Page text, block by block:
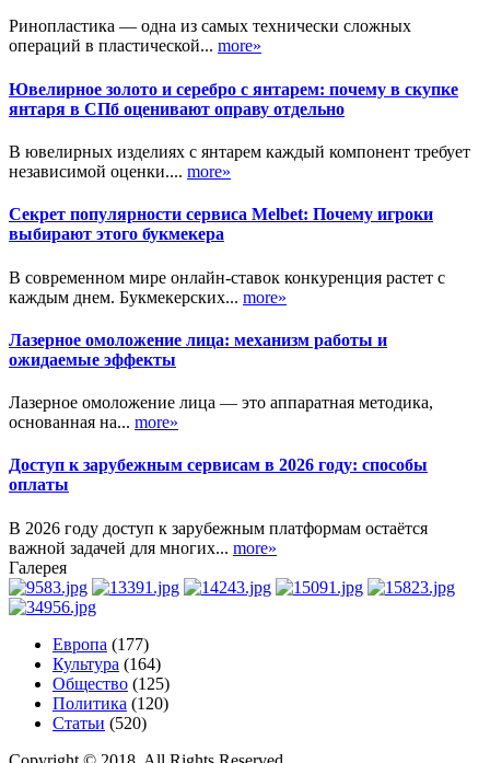
Ринопластика — одна из самых технически сложных
операций в пластической... more»
Ювелирное золото и серебро с янтарем: почему в скупке
янтаря в СПб оценивают оправу отдельно
В ювелирных изделиях с янтарем каждый компонент требует
независимой оценки.... more»
Секрет популярности сервиса Melbet: Почему игроки
выбирают этого букмекера
В современном мире онлайн-ставок конкуренция растет с
каждым днем. Букмекерских... more»
Лазерное омоложение лица: механизм работы и
ожидаемые эффекты
Лазерное омоложение лица — это аппаратная методика,
основанная на... more»
Доступ к зарубежным сервисам в 2026 году: способы
оплаты
В 2026 году доступ к зарубежным платформам остаётся
важной задачей для многих... more»
Галерея
Европа (177)
Культура (164)
Общество (125)
Политика (120)
Статьи (520)